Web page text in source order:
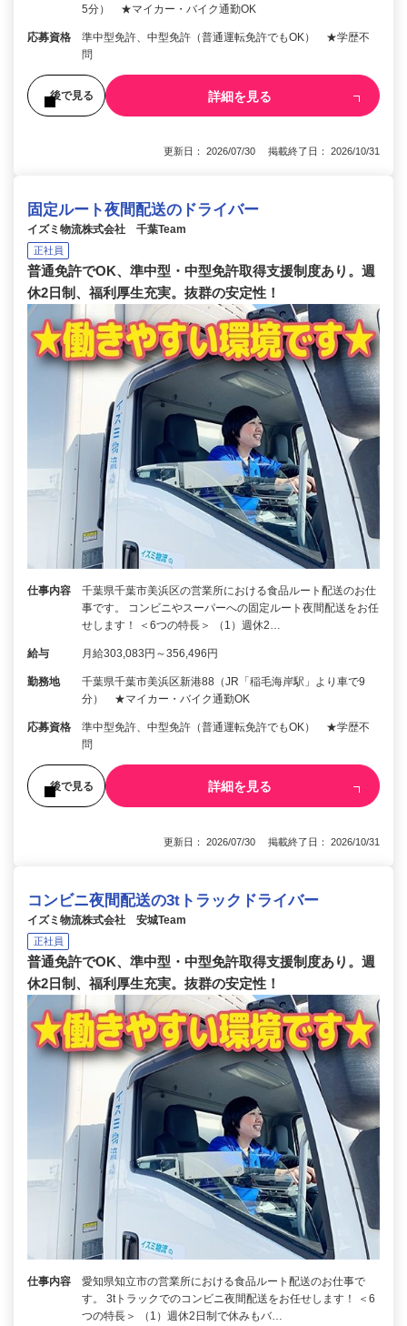
5分） ★マイカー・バイク通勤OK
応募資格
準中型免許、中型免許（普通運転免許でもOK） ★学歴不
問
後で見る 詳細を見る
更新日： 2026/07/30 掲載終了日： 2026/10/31
固定ルート夜間配送のドライバー
イズミ物流株式会社 千葉Team
正社員
普通免許でOK、準中型・中型免許取得支援制度あり。週
休2日制、福利厚生充実。抜群の安定性！
仕事内容
千葉県千葉市美浜区の営業所における食品ルート配送のお仕
事です。 コンビニやスーパーへの固定ルート夜間配送をお任
せします！ ＜6つの特長＞ （1）週休2…
給与 月給303,083円～356,496円
勤務地
千葉県千葉市美浜区新港88（JR「稲毛海岸駅」より車で9
分） ★マイカー・バイク通勤OK
応募資格
準中型免許、中型免許（普通運転免許でもOK） ★学歴不
問
後で見る 詳細を見る
更新日： 2026/07/30 掲載終了日： 2026/10/31
コンビニ夜間配送の3tトラックドライバー
イズミ物流株式会社 安城Team
正社員
普通免許でOK、準中型・中型免許取得支援制度あり。週
休2日制、福利厚生充実。抜群の安定性！
仕事内容
愛知県知立市の営業所における食品ルート配送のお仕事で
す。 3tトラックでのコンビニ夜間配送をお任せします！ ＜6
つの特長＞ （1）週休2日制で休みもバ…